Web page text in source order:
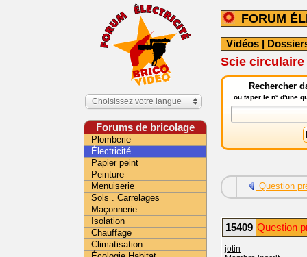
FORUM
Vidéos |
Scie
Rechercher
ou taper le n° d'une
Question
15409 Question
jotin
Choisissez votre langue
Forums de bricolage
Plomberie
Électricité
Papier peint
Peinture
Menuiserie
Sols . Carrelages
Maçonnerie
Isolation
Chauffage
Climatisation